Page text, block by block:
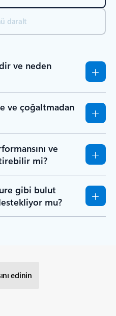
daralt
ve neden
ve çoğaltmadan
ve
mi?
gibi bulut
mu?
edinin